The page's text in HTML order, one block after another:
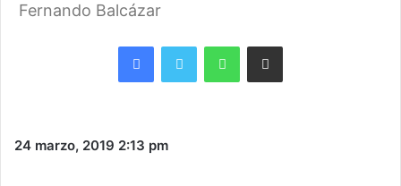
Fernando Balcázar
FacebookTwitter WhatsAppShare via Email
24 marzo, 2019 2:13 pm